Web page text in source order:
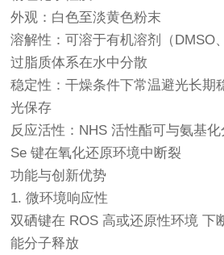
外观：白色至淡黄色粉末
溶解性：可溶于有机溶剂（DMSO
过脂质体系在水中分散
稳定性：干燥条件下常温避光长期
光保存
反应活性：NHS 活性酯可与氨基
Se 键在氧化还原环境中断裂
功能与创新优势
1. 微环境响应性
双硒键在 ROS 高或还原性环境 下
能分子释放